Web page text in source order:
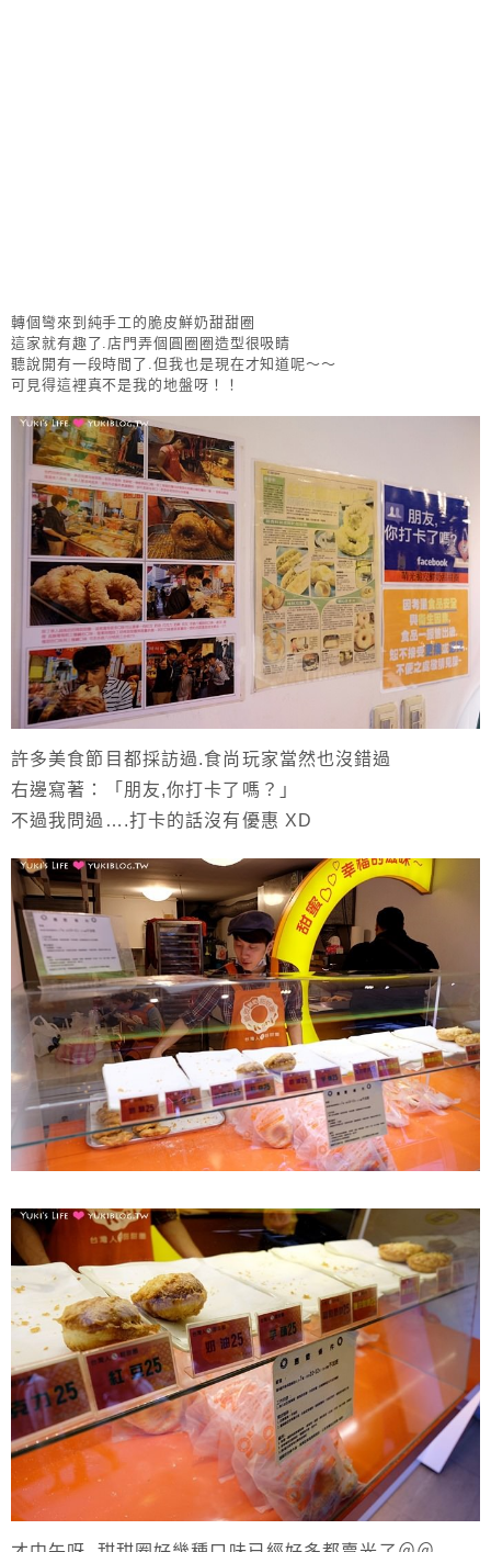
轉個彎來到純手工的脆皮鮮奶甜甜圈
這家就有趣了.店門弄個圓圈圈造型很吸睛
聽說開有一段時間了.但我也是現在才知道呢～～
可見得這裡真不是我的地盤呀！！
許多美食節目都採訪過.食尚玩家當然也沒錯過
右邊寫著：「朋友,你打卡了嗎？」
不過我問過….打卡的話沒有優惠 XD